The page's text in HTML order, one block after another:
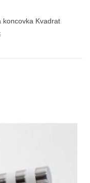
koncovka Kvadrat